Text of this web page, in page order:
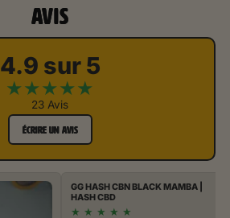
AVIS
4.9 sur 5
★★★★★
23 Avis
ÉCRIRE UN AVIS
GG HASH CBN BLACK MAMBA |
HASH CBD
★ ★ ★ ★ ★